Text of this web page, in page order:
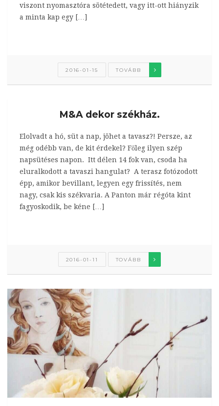
viszont nyomasztóra sötétedett, vagy itt-ott hiányzik
a minta kap egy […]
2016-01-15 TOVÁBB
M&A dekor székház.
Elolvadt a hó, süt a nap, jöhet a tavasz?! Persze, az
még odébb van, de kit érdekel? Főleg ilyen szép
napsütéses napon. Itt délen 14 fok van, csoda ha
eluralkodott a tavaszi hangulat? A terasz fotózodott
épp, amikor bevillant, legyen egy frissítés, nem
nagy, csak kis székvaria. A Panton már régóta kint
fagyoskodik, be kéne […]
2016-01-11 TOVÁBB